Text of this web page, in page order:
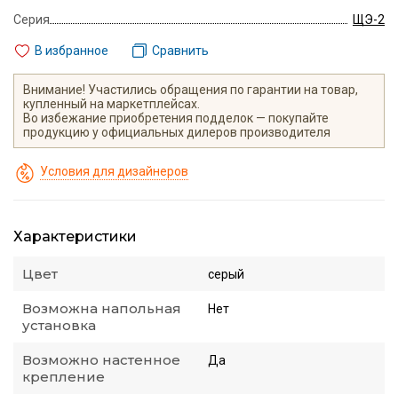
Серия
ЩЭ-2
В избранное Сравнить
Внимание! Участились обращения по гарантии на товар,
купленный на маркетплейсах.
Во избежание приобретения подделок — покупайте
продукцию у официальных дилеров производителя
Условия для дизайнеров
Характеристики
Цвет серый
Возможна напольная
установка
Нет
Возможно настенное
крепление
Да